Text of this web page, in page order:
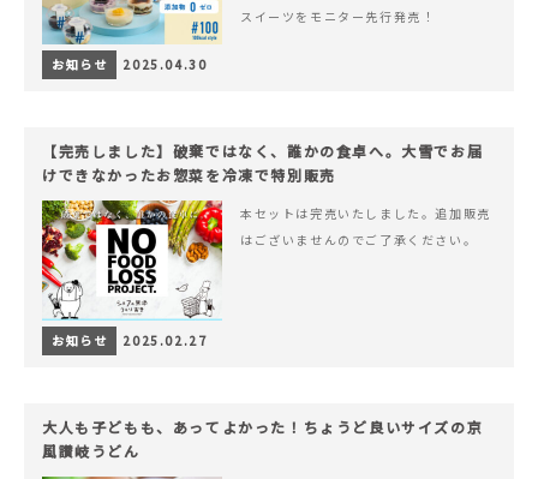
スイーツをモニター先行発売！
お知らせ 2025.04.30
【完売しました】破棄ではなく、誰かの食卓へ。大雪でお届
けできなかったお惣菜を冷凍で特別販売
本セットは完売いたしました。追加販売
はございませんのでご了承ください。
お知らせ 2025.02.27
大人も子どもも、あってよかった！ちょうど良いサイズの京
風讃岐うどん